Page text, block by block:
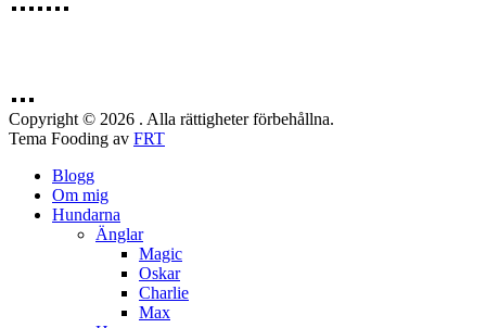
Copyright © 2026 . Alla rättigheter förbehållna.
Tema Fooding av FRT
Blogg
Om mig
Hundarna
Änglar
Magic
Oskar
Charlie
Max